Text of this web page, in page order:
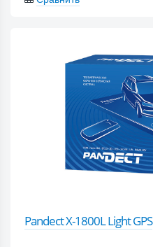
Pandect X-1800L Light GPS